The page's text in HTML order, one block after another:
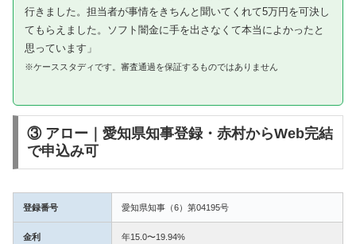
行きました。担当者が事情をきちんと聞いてくれて5万円を可決し
てもらえました。ソフト闇金に手を出さなくて本当によかったと
思っています」
※ケーススタディです。審査通過を保証するものではありません
③ アロー｜愛知県知事登録・赤村からWeb完結
で申込み可
登録番号 愛知県知事（6）第04195号
金利 年15.0〜19.94%